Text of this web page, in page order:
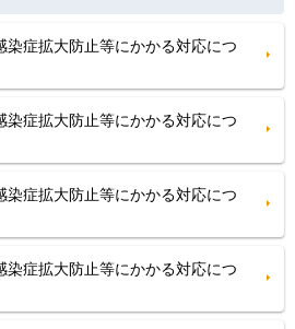
染症拡大防止等にかかる対応につ
染症拡大防止等にかかる対応につ
染症拡大防止等にかかる対応につ
染症拡大防止等にかかる対応につ